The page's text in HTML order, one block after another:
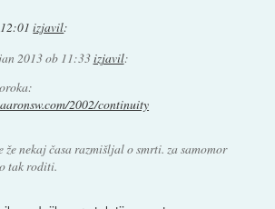
izjavil:
2013 ob 11:33izjavil:
2002/continuity
že nekaj časa razmišljal o smrti. za samomor
tak roditi.